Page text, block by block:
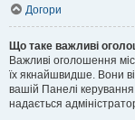
Догори
Що таке важливі
Важливі оголошення
їх якнайшвидше. Вони
вашій Панелі
надається